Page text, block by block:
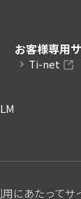
お客様専用
Ti-net
用にあたってサ